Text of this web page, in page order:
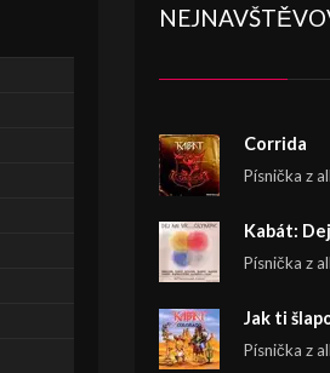
Corrida
Písnička z
Kabát:
Písnička z
Jak ti
Písnička z